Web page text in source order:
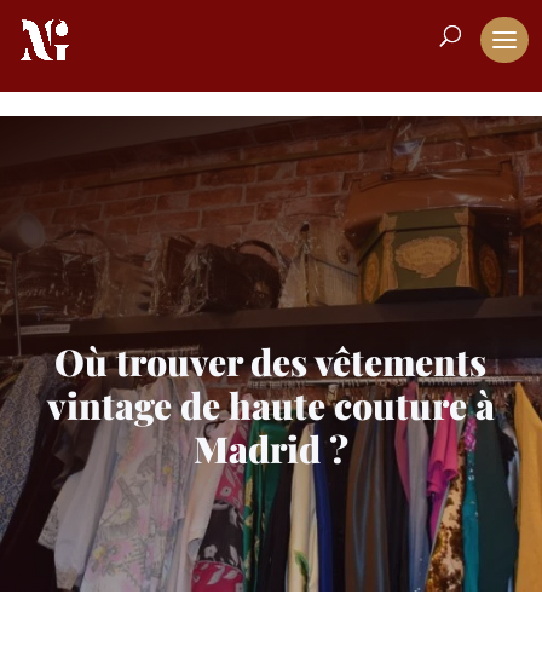
Où trouver des vêtements
vintage de haute couture à
Madrid ?